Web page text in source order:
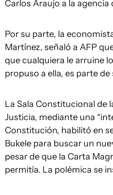
Carlos Araujo a la agencia
Por su parte, la
Martínez, señaló a AFP
que cualquiera le arruine
propuso a ella, es parte
La Sala Constitucional de
Justicia, mediante una
Constitución, habilitó en
Bukele para buscar un
pesar de que la Carta
permitía. La polémica se